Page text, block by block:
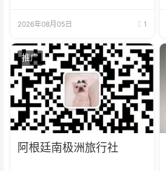
2026年08月05日 1
推广
阿根廷南极洲旅行社